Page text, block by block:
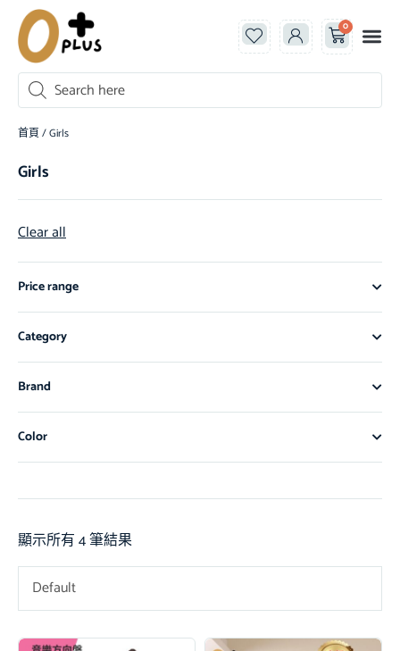
0
首頁/ Girls
Girls
Clear all
Price range
Category
Brand
Color
顯示所有 4 筆結果
Default